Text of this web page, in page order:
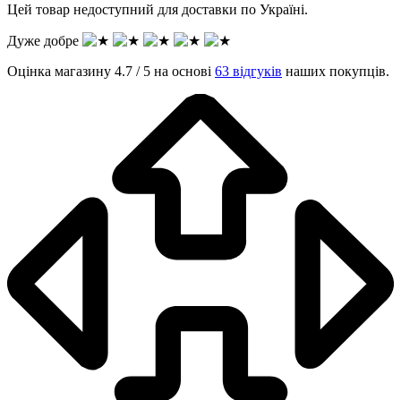
Цей товар недоступний для доставки по Україні.
Дуже добре
Оцінка магазину 4.7 / 5 на основі 63 відгуків наших покупців.